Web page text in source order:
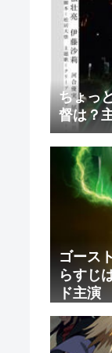
ちょっ
督は？
ゴース
らすじ
ド主演